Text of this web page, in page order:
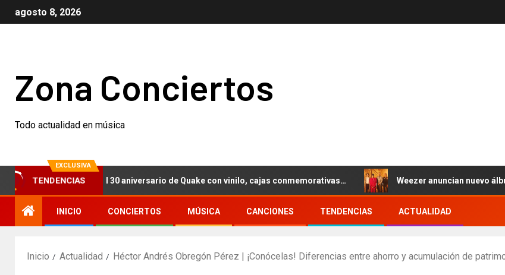
agosto 8, 2026
Zona Conciertos
Todo actualidad en música
EXCLUSIVA
TENDENCIAS
Nails celebran el 30 aniversario de Quake con vinilo, cajas conmemorativas… Weezer anuncian nuevo álbum (y
INICIO CONCIERTOS MÚSICA CANCIONES TENDENCIAS ACTUALIDAD
Inicio Actualidad Héctor Andrés Obregón Pérez | ¡Conócelas! Diferencias entre ahorro y acumulación de